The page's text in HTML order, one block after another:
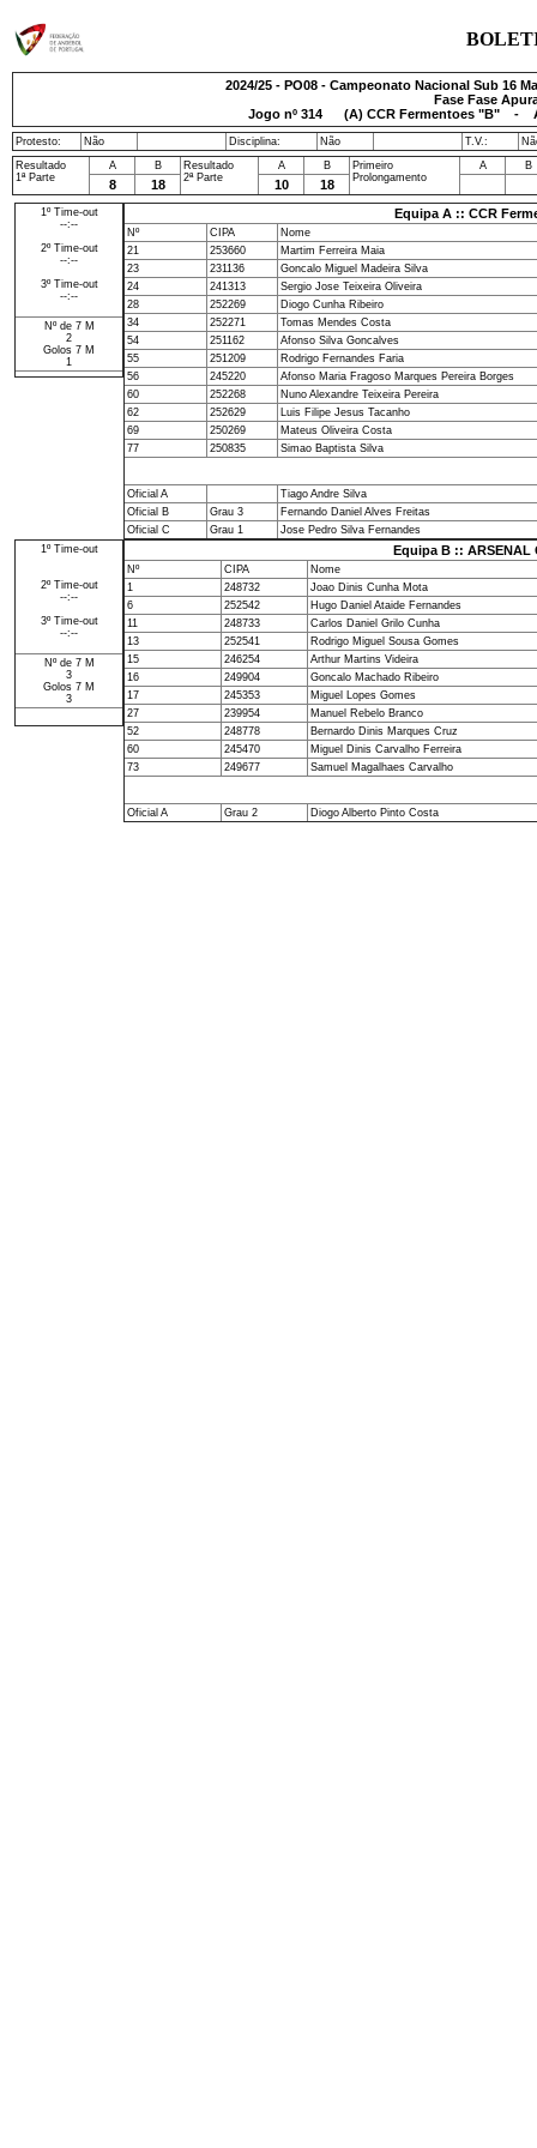
2024/25 - PO08 - Campeonato Nacional Sub 16
Fase Fase
Jogo nº 314(A) CCR Fermentoes "B" -
Protesto: Não Disciplina: Não T.V.:
Resultado
1ª Parte
A B
Resultado
2ª Parte
A B
Primeiro
Prolongamento
A B
8 18 10 18
1º Time-out
--:--
2º Time-out
--:--
3º Time-out
--:--
Nº de 7 M
2
Golos 7 M
1
Equipa A :: CCR
Nº CIPA
Nome
21
253660
Martim Ferreira Maia
23
231136
Goncalo Miguel Madeira Silva
24
241313
Sergio Jose Teixeira Oliveira
28
252269
Diogo Cunha Ribeiro
34
252271
Tomas Mendes Costa
54
251162
Afonso Silva Goncalves
55
251209
Rodrigo Fernandes Faria
56
245220
Afonso Maria Fragoso Marques Pereira Borges
60
252268
Nuno Alexandre Teixeira Pereira
62
252629
Luis Filipe Jesus Tacanho
69
250269
Mateus Oliveira Costa
77
250835 Simao Baptista Silva
Oficial A
Tiago Andre Silva
Oficial B
Grau 3
Fernando Daniel Alves Freitas
Oficial C
Grau 1
Jose Pedro Silva Fernandes
1º Time-out
2º Time-out
--:--
3º Time-out
--:--
Nº de 7 M
3
Golos 7 M
3
Equipa B :: ARSENAL
Nº CIPA
Nome
1
248732
Joao Dinis Cunha Mota
6
252542
Hugo Daniel Ataide Fernandes
11
248733
Carlos Daniel Grilo Cunha
13
252541
Rodrigo Miguel Sousa Gomes
15
246254
Arthur Martins Videira
16
249904
Goncalo Machado Ribeiro
17
245353
Miguel Lopes Gomes
27
239954
Manuel Rebelo Branco
52
248778
Bernardo Dinis Marques Cruz
60
245470
Miguel Dinis Carvalho Ferreira
73
249677 Samuel Magalhaes Carvalho
Oficial A Grau 2 Diogo Alberto Pinto Costa